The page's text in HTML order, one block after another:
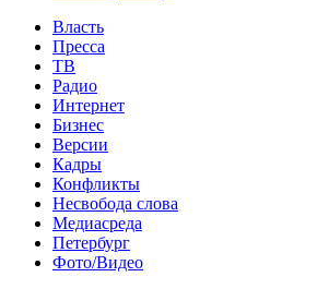
Власть
Пресса
ТВ
Радио
Интернет
Бизнес
Версии
Кадры
Конфликты
Несвобода слова
Медиасреда
Петербург
Фото/Видео